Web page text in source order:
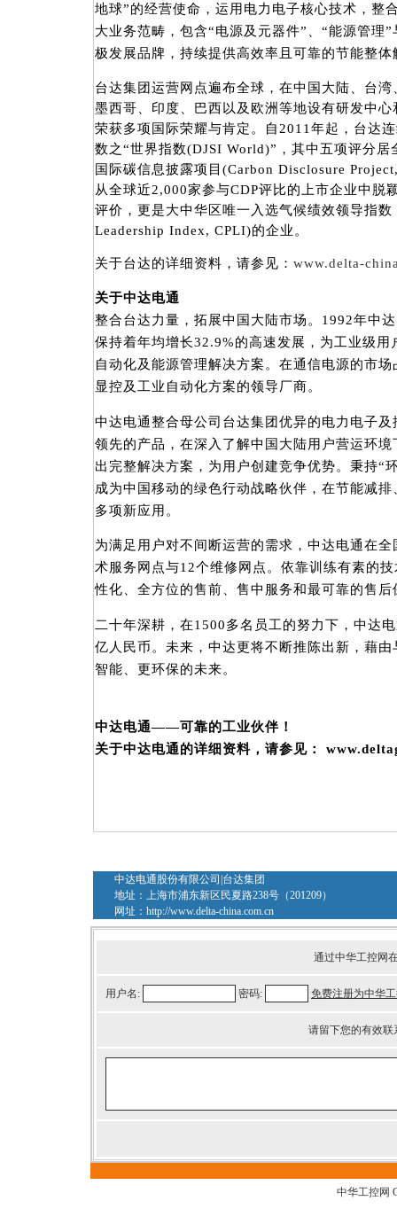
地球”的经营使命，运用电力电子核心技术，整
大业务范畴，包含“电源及元器件”、“能源管理
极发展品牌，持续提供高效率且可靠的节能整体
台达集团运营网点遍布全球，在中国大陆、台
墨西哥、印度、巴西以及欧洲等地设有研发中
荣获多项国际荣耀与肯定。自2011年起，台达
数之“世界指数(DJSI World)”，其中五项评分
国际碳信息披露项目(Carbon Disclosure
从全球近2,000家参与CDP评比的上市企业中脱
评价，更是大中华区唯一入选气候绩效领导指
Leadership Index, CPLI)的企业。
关于台达的详细资料，请参见： www.delta-
关于中达电通
整合台达力量，拓展中国大陆市场。1992年中
保持着年均增长32.9%的高速发展，为工业级
自动化及能源管理解决方案。在通信电源的市
显控及工业自动化方案的领导厂商。
中达电通整合母公司台达集团优异的电力电子
领先的产品，在深入了解中国大陆用户营运环
出完整解决方案，为用户创建竞争优势。秉持“
成为中国移动的绿色行动战略伙伴，在节能减
多项新应用。
为满足用户对不间断运营的需求，中达电通在
术服务网点与12个维修网点。依靠训练有素的
性化、全方位的售前、售中服务和最可靠的售后
二十年深耕，在1500多名员工的努力下，中达
亿人民币。未来，中达更将不断推陈出新，藉
智能、更环保的未来。
中达电通——可靠的工业伙伴！
关于中达电通的详细资料，请参见：
中达电通股份有限公司|台达集团
地址：上海市浦东新区民夏路238号（201209）
网址： http://www.delta-china.com.cn
通过中华工控网
用户名: 密码: 免费注册为中华
请留下您的有效
中华工控网